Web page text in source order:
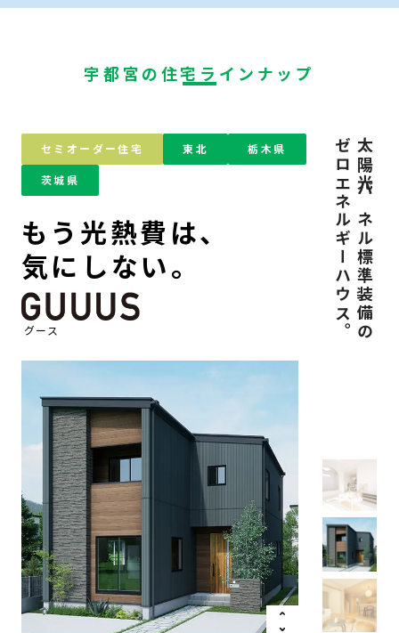
宇都宮の住宅ラインナップ
セミオーダー住宅 東北 栃木県
茨城県 太陽光パネル標準装備の
ゼロエネルギーハウス。
もう光熱費は、
気にしない。
グース